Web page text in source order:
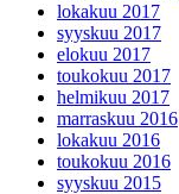
lokakuu 2017
syyskuu 2017
elokuu 2017
toukokuu 2017
helmikuu 2017
marraskuu 2016
lokakuu 2016
toukokuu 2016
syyskuu 2015